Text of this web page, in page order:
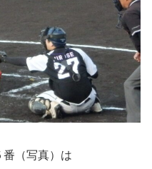
（写真）は